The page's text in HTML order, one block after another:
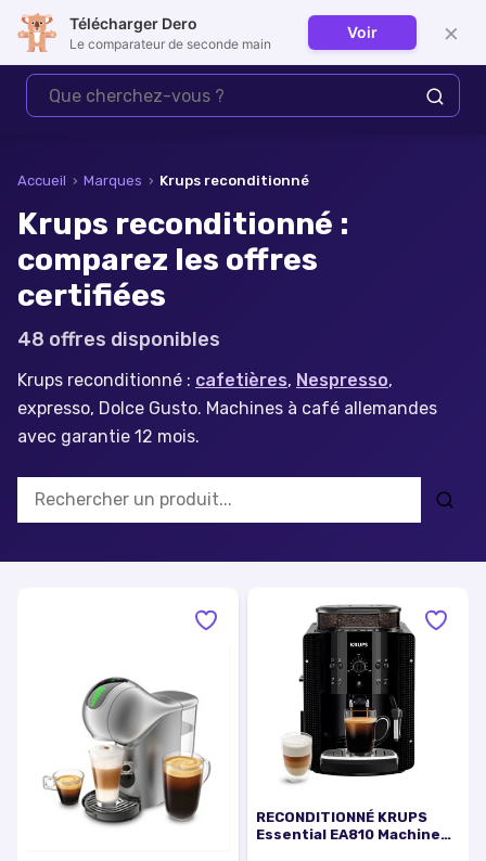
Se connecter
Accueil › Marques › Krups reconditionné
Krups reconditionné :
comparez les offres
certifiées
48 offres disponibles
Krups reconditionné : cafetières, Nespresso,
expresso, Dolce Gusto. Machines à café allemandes
avec garantie 12 mois.
RECONDITIONNÉ KRUPS
Essential EA810 Machine
Télécharger Dero
Le comparateur de seconde main
Voir ×